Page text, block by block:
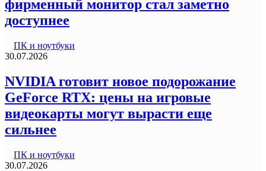
фирменный монитор стал заметно
доступнее
ПК и ноутбуки
30.07.2026
NVIDIA готовит новое подорожание
GeForce RTX: цены на игровые
видеокарты могут вырасти еще
сильнее
ПК и ноутбуки
30.07.2026